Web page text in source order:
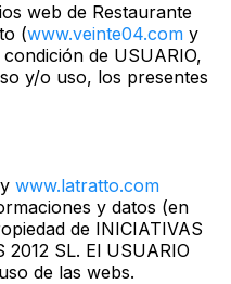
web de Restaurante
(www.veinte04.com y
de USUARIO,
y/o uso, los presentes
y www.latratto.com
y datos (en
de INICIATIVAS
2012 SL. El USUARIO
de las webs.